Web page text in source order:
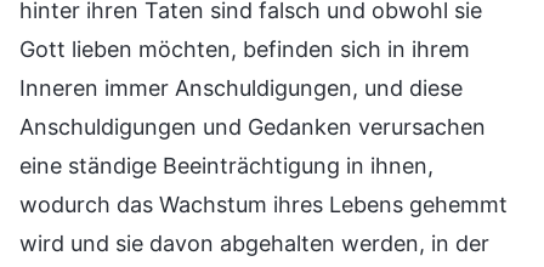
hinter ihren Taten sind falsch und obwohl sie
Gott lieben möchten, befinden sich in ihrem
Inneren immer Anschuldigungen, und diese
Anschuldigungen und Gedanken verursachen
eine ständige Beeinträchtigung in ihnen,
wodurch das Wachstum ihres Lebens gehemmt
wird und sie davon abgehalten werden, in der